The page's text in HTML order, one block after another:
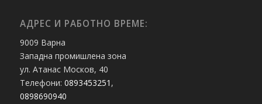
АДРЕС И РАБОТНО ВРЕМЕ:
9009 Варна
Западна промишлена зона
ул. Атанас Москов, 40
Телефони: 0893453251 ,
0898690940